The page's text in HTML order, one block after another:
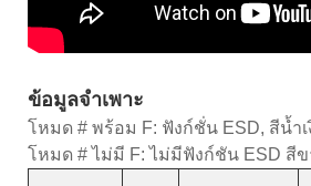
ข้อมูลจำเพาะ
โหมด # พร้อม F: ฟังก์ชั่น ESD, สีน้ำเ
โหมด # ไม่มี F: ไม่มีฟังก์ชัน ESD สี